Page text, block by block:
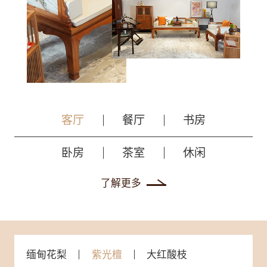
客厅 餐厅 书房
卧房 茶室 休闲
了解更多
缅甸花梨 紫光檀 大红酸枝